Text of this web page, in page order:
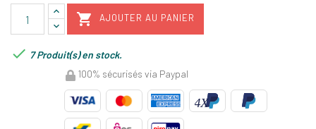
 AJOUTER AU PANIER
 7 Produit(s) en stock.
100% sécurisés via Paypal